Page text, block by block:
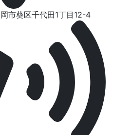
市葵区千代⽥1丁⽬12-4